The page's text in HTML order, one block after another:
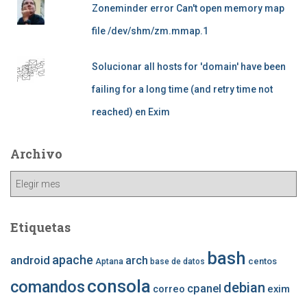
Zoneminder error Can't open memory map
file /dev/shm/zm.mmap.1
Solucionar all hosts for 'domain' have been
failing for a long time (and retry time not
reached) en Exim
Archivo
Archivo
Etiquetas
android apache Aptana arch base de datos bash centos
comandosconsola correo cpanel debian exim